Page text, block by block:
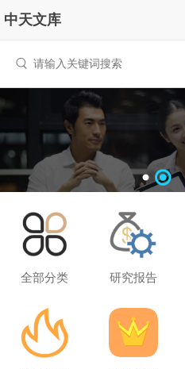
中天文库
全部分类 研究报告